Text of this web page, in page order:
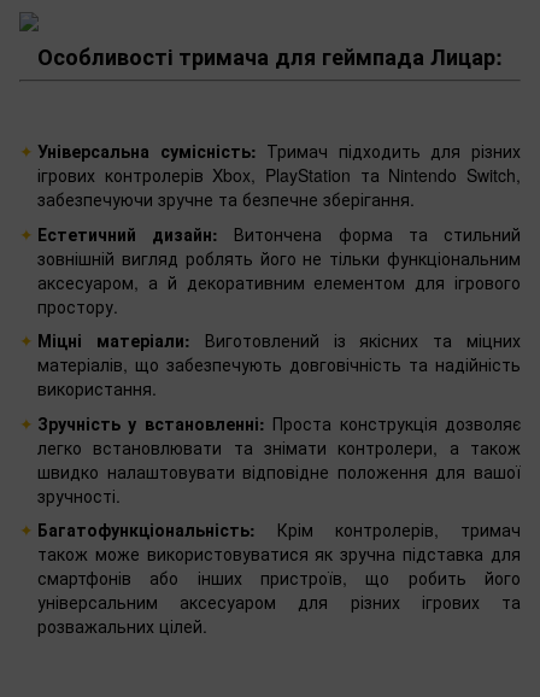
Особливості тримача для геймпада Лицар:
Універсальна сумісність: Тримач підходить для різних
ігрових контролерів Xbox, PlayStation та Nintendo Switch,
забезпечуючи зручне та безпечне зберігання.
Естетичний дизайн: Витончена форма та стильний
зовнішній вигляд роблять його не тільки функціональним
аксесуаром, а й декоративним елементом для ігрового
простору.
Міцні матеріали: Виготовлений із якісних та міцних
матеріалів, що забезпечують довговічність та надійність
використання.
Зручність у встановленні: Проста конструкція дозволяє
легко встановлювати та знімати контролери, а також
швидко налаштовувати відповідне положення для вашої
зручності.
Багатофункціональність: Крім контролерів, тримач
також може використовуватися як зручна підставка для
смартфонів або інших пристроїв, що робить його
універсальним аксесуаром для різних ігрових та
розважальних цілей.